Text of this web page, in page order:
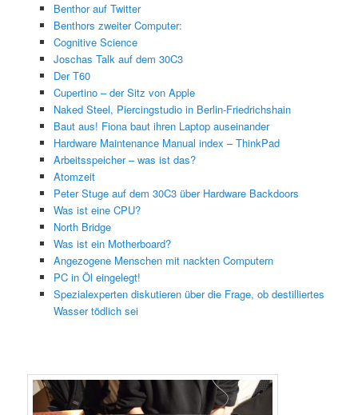
Benthor auf Twitter
Benthors zweiter Computer:
Cognitive Science
Joschas Talk auf dem 30C3
Der T60
Cupertino – der Sitz von Apple
Naked Steel, Piercingstudio in Berlin-Friedrichshain
Baut aus! Fiona baut ihren Laptop auseinander
Hardware Maintenance Manual index – ThinkPad
Arbeitsspeicher – was ist das?
Atomzeit
Peter Stuge auf dem 30C3 über Hardware Backdoors
Was ist eine CPU?
North Bridge
Was ist ein Motherboard?
Angezogene Menschen mit nackten Computern
PC in Öl eingelegt!
Spezialexperten diskutieren über die Frage, ob destilliertes
Wasser tödlich sei